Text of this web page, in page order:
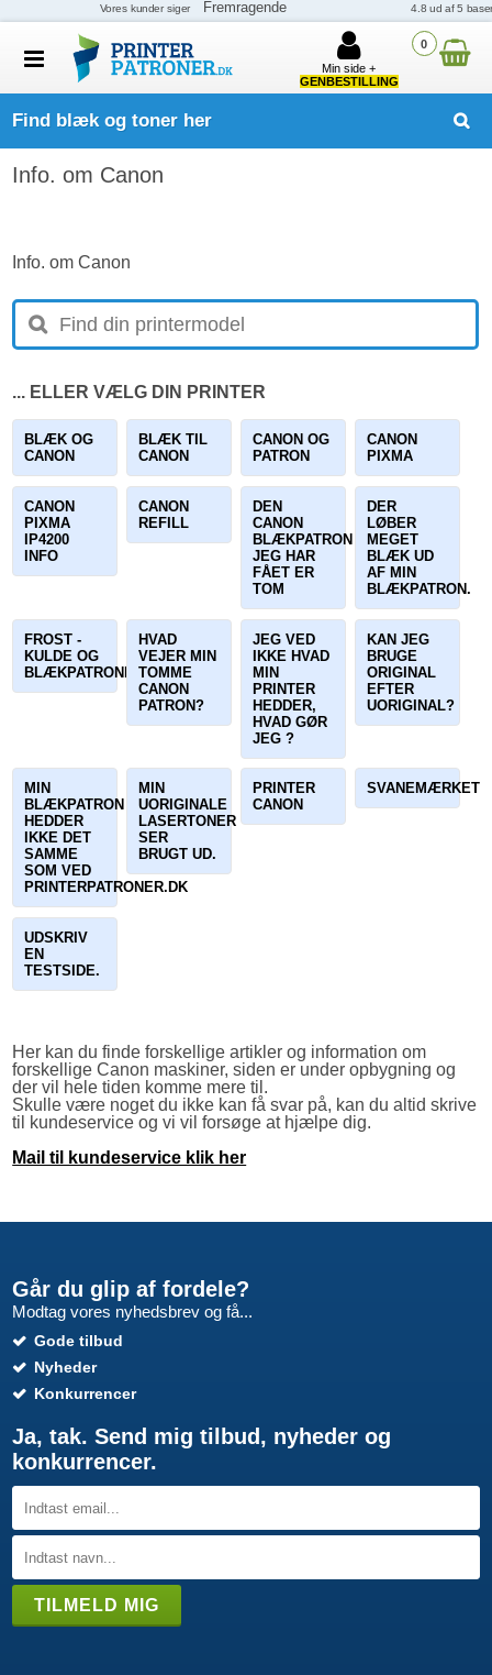
0
Min side +
GENBESTILLING
Find blæk og toner her
Info. om Canon
Info. om Canon
... ELLER VÆLG DIN PRINTER
BLÆK OG
CANON
BLÆK TIL
CANON
CANON OG
PATRON
CANON
PIXMA
CANON
PIXMA
IP4200
INFO
CANON
REFILL
DEN
CANON
BLÆKPATRON
JEG HAR
FÅET ER
TOM
DER
LØBER
MEGET
BLÆK UD
AF MIN
BLÆKPATRON.
FROST -
KULDE OG
BLÆKPATRONER
HVAD
VEJER MIN
TOMME
CANON
PATRON?
JEG VED
IKKE HVAD
MIN
PRINTER
HEDDER,
HVAD GØR
JEG ?
KAN JEG
BRUGE
ORIGINAL
EFTER
UORIGINAL?
MIN
BLÆKPATRON
HEDDER
IKKE DET
SAMME
SOM VED
PRINTERPATRONER.DK
MIN
UORIGINALE
LASERTONER
SER
BRUGT UD.
PRINTER
CANON
SVANEMÆRKET
UDSKRIV
EN
TESTSIDE.
Her kan du finde forskellige artikler og information om
forskellige Canon maskiner, siden er under opbygning og
der vil hele tiden komme mere til.
Skulle være noget du ikke kan få svar på, kan du altid skrive
til kundeservice og vi vil forsøge at hjælpe dig.
Mail til kundeservice klik her
Går du glip af fordele?
Modtag vores nyhedsbrev og få...
Gode tilbud
Nyheder
Konkurrencer
Ja, tak. Send mig tilbud, nyheder og
konkurrencer.